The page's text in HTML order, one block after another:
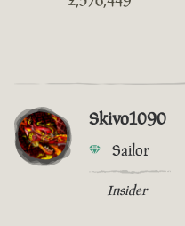
Skivo1090
Sailor
Insider